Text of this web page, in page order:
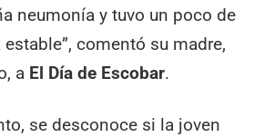
neumonía y tuvo un poco de
comentó su madre,
a El Día de Escobar.
se desconoce si la joven